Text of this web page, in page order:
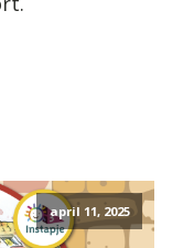
april 11, 2025